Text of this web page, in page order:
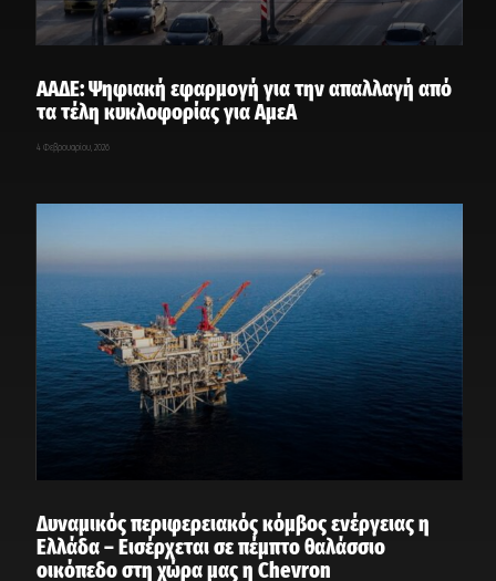
ΑΑΔΕ: Ψηφιακή εφαρμογή για την απαλλαγή από
τα τέλη κυκλοφορίας για ΑμεΑ
4 Φεβρουαρίου, 2026
Δυναμικός περιφερειακός κόμβος ενέργειας η
Ελλάδα – Εισέρχεται σε πέμπτο θαλάσσιο
οικόπεδο στη χώρα μας η Chevron